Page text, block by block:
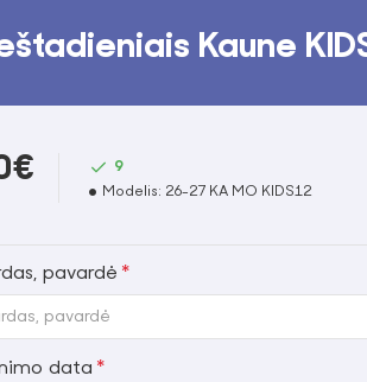
Kaune
9
Modelis: 26-27 KA MO KIDS12
pavardė
data